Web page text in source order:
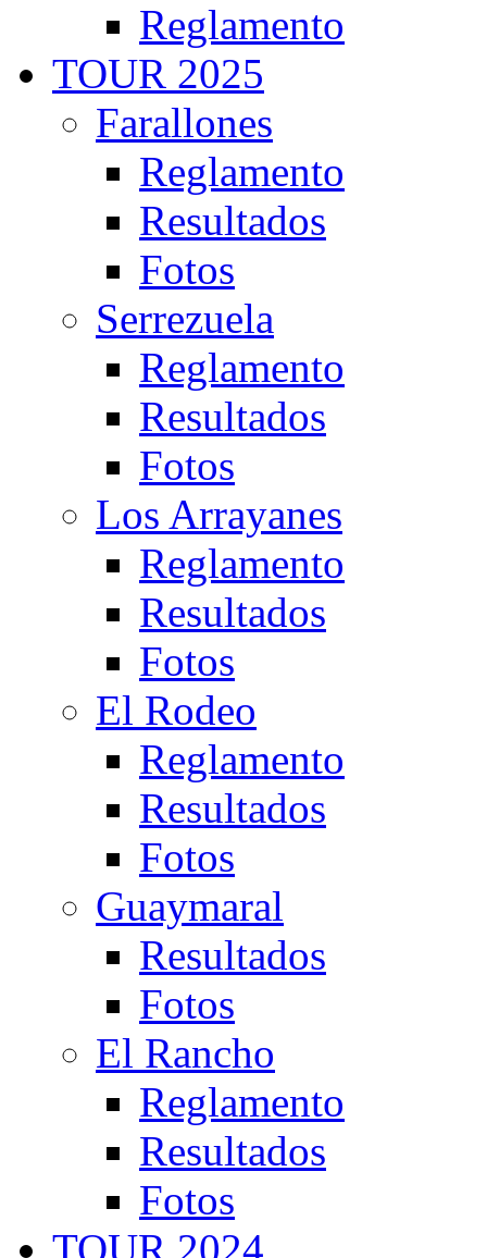
Reglamento
TOUR 2025
Farallones
Reglamento
Resultados
Fotos
Serrezuela
Reglamento
Resultados
Fotos
Los Arrayanes
Reglamento
Resultados
Fotos
El Rodeo
Reglamento
Resultados
Fotos
Guaymaral
Resultados
Fotos
El Rancho
Reglamento
Resultados
Fotos